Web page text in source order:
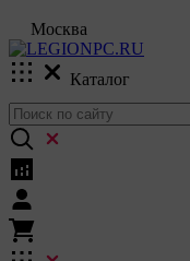
Москва
Каталог